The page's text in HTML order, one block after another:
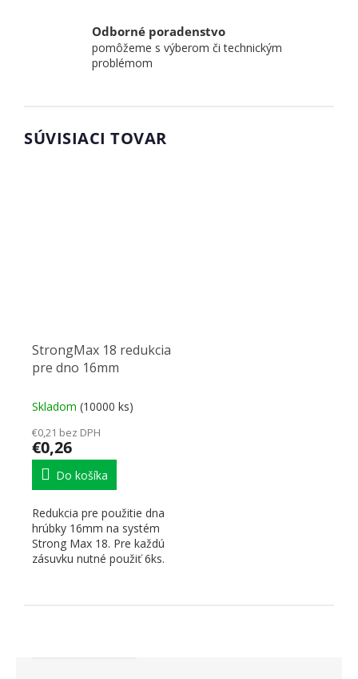
Odborné poradenstvo
pomôžeme s výberom či technickým
problémom
SÚVISIACI TOVAR
StrongMax 18 redukcia
pre dno 16mm
Skladom (10000 ks)
€0,21 bez DPH
€0,26
Do košíka
Redukcia pre použitie dna
hrúbky 16mm na systém
Strong Max 18. Pre každú
zásuvku nutné použiť 6ks.